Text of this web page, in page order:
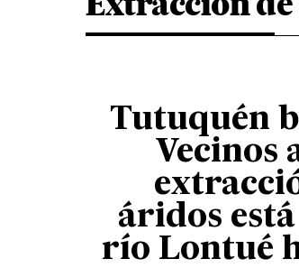
Tutuquén
Vecinos
áridos
río Lontué